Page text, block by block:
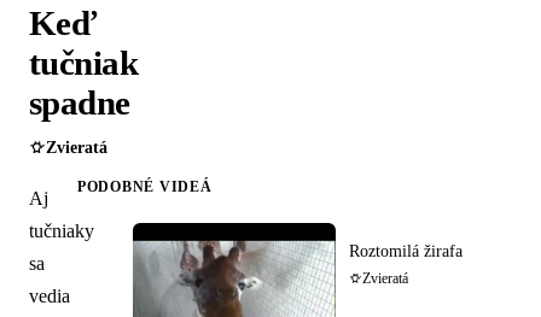
Keď
tučniak
spadne
Zvieratá
Aj
tučniaky
sa
vedia
PODOBNÉ VIDEÁ
Roztomilá žirafa
Zvieratá